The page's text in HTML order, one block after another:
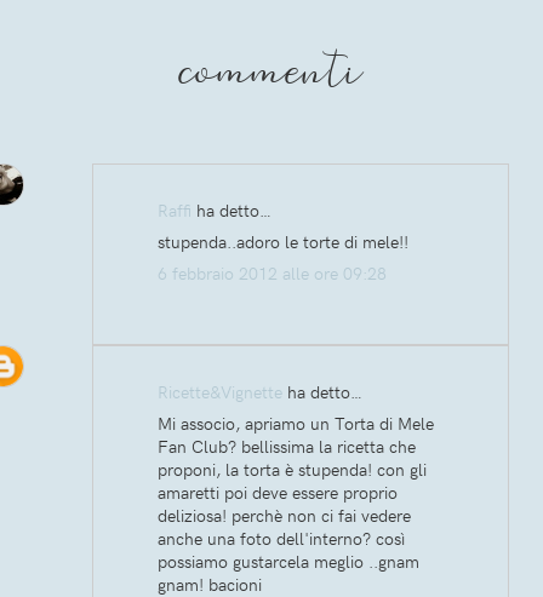
commenti
Raffi ha detto…
stupenda..adoro le torte di mele!!
6 febbraio 2012 alle ore 09:28
Ricette&Vignette ha detto…
Mi associo, apriamo un Torta di Mele
Fan Club? bellissima la ricetta che
proponi, la torta è stupenda! con gli
amaretti poi deve essere proprio
deliziosa! perchè non ci fai vedere
anche una foto dell'interno? così
possiamo gustarcela meglio ..gnam
gnam! bacioni